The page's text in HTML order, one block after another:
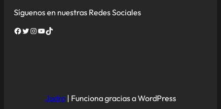
Síguenos en nuestras Redes Sociales
Facebook
Twitter
Instagram
YouTube
TikTok
Jadro | Funciona gracias a WordPress